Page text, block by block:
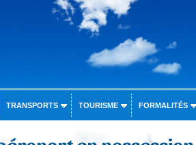
TRANSPORTS TOURISME FORMALITÉS